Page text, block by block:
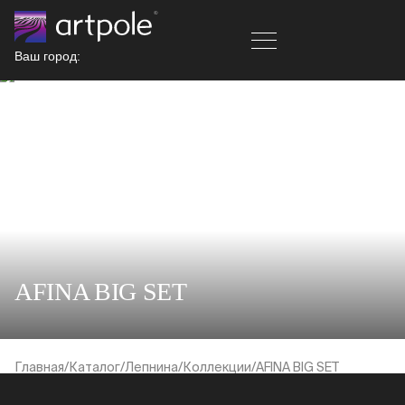
Ваш город:
AFINA BIG SET
Главная Каталог Лепнина Коллекции AFINA BIG SET